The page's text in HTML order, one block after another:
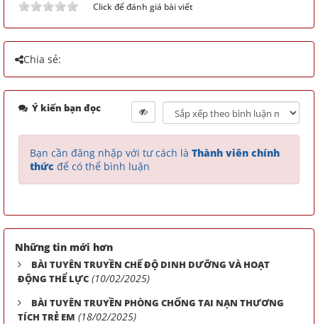
Click để đánh giá bài viết
Chia sẻ:
Ý kiến bạn đọc
Bạn cần đăng nhập với tư cách là Thành viên chính
thức để có thể bình luận
Những tin mới hơn
BÀI TUYÊN TRUYỀN CHẾ ĐỘ DINH DƯỠNG VÀ HOẠT
ĐỘNG THỂ LỰC (10/02/2025)
BÀI TUYÊN TRUYỀN PHÒNG CHỐNG TAI NẠN THƯƠNG
TÍCH TRẺ EM (18/02/2025)